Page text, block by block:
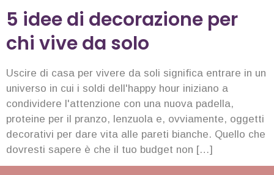
5 idee di decorazione per
chi vive da solo
Uscire di casa per vivere da soli significa entrare in un
universo in cui i soldi dell'happy hour iniziano a
condividere l'attenzione con una nuova padella,
proteine per il pranzo, lenzuola e, ovviamente, oggetti
decorativi per dare vita alle pareti bianche. Quello che
dovresti sapere è che il tuo budget non […]